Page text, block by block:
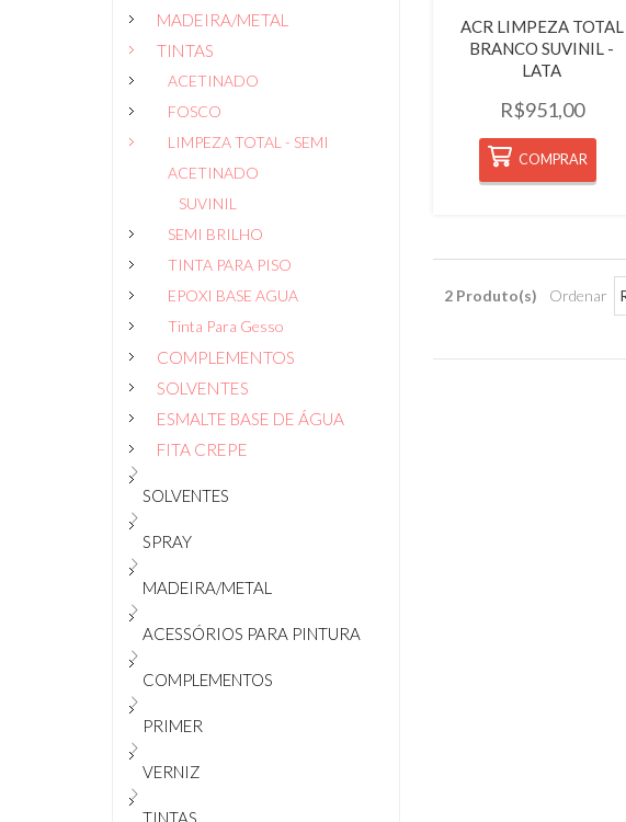
MADEIRA/METAL
TINTAS
ACETINADO
FOSCO
LIMPEZA TOTAL - SEMI
ACETINADO
SUVINIL
SEMI BRILHO
TINTA PARA PISO
EPOXI BASE AGUA
Tinta Para Gesso
COMPLEMENTOS
SOLVENTES
ESMALTE BASE DE ÁGUA
FITA CREPE
SOLVENTES
SPRAY
MADEIRA/METAL
ACESSÓRIOS PARA PINTURA
COMPLEMENTOS
PRIMER
VERNIZ
TINTAS
ACR LIMPEZA TOTAL
BRANCO SUVINIL -
LATA
R$951,00
COMPRAR
2 Produto(s) Ordenar